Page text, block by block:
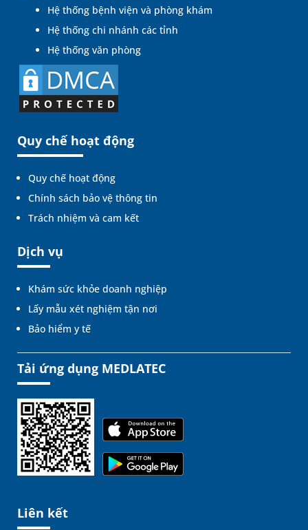
Hệ thống bệnh viện và phòng khám
Hệ thống chi nhánh các tỉnh
Hệ thống văn phòng
Quy chế hoạt động
Quy chế hoạt động
Chính sách bảo vệ thông tin
Trách nhiệm và cam kết
Dịch vụ
Khám sức khỏe doanh nghiệp
Lấy mẫu xét nghiệm tận nơi
Bảo hiểm y tế
Tải ứng dụng MEDLATEC
Liên kết